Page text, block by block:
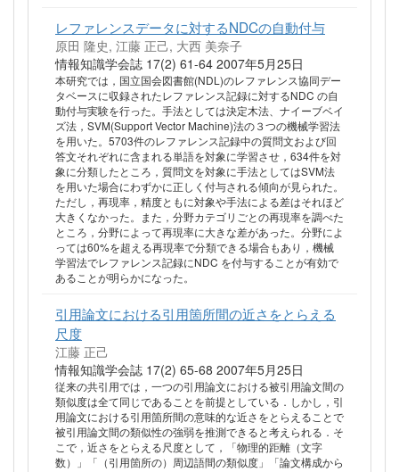
レファレンスデータに対するNDCの自動付与
原田 隆史, 江藤 正己, 大西 美奈子
情報知識学会誌 17(2) 61-64 2007年5月25日
本研究では，国立国会図書館(NDL)のレファレンス協同デー
タベースに収録されたレファレンス記録に対するNDC の自
動付与実験を行った。手法としては決定木法、ナイーブベイ
ズ法，SVM(Support Vector Machine)法の３つの機械学習法
を用いた。5703件のレファレンス記録中の質問文および回
答文それぞれに含まれる単語を対象に学習させ，634件を対
象に分類したところ，質問文を対象に手法としてはSVM法
を用いた場合にわずかに正しく付与される傾向が見られた。
ただし，再現率，精度ともに対象や手法による差はそれほど
大きくなかった。また，分野カテゴリごとの再現率を調べた
ところ，分野によって再現率に大きな差があった。分野によ
っては60%を超える再現率で分類できる場合もあり，機械
学習法でレファレンス記録にNDC を付与することが有効で
あることが明らかになった。
引用論文における引用箇所間の近さをとらえる
尺度
江藤 正己
情報知識学会誌 17(2) 65-68 2007年5月25日
従来の共引用では，一つの引用論文における被引用論文間の
類似度は全て同じであることを前提としている．しかし，引
用論文における引用箇所間の意味的な近さをとらえることで
被引用論文間の類似性の強弱を推測できると考えられる．そ
こで，近さをとらえる尺度として，「物理的距離（文字
数）」「（引用箇所の）周辺語間の類似度」「論文構成から